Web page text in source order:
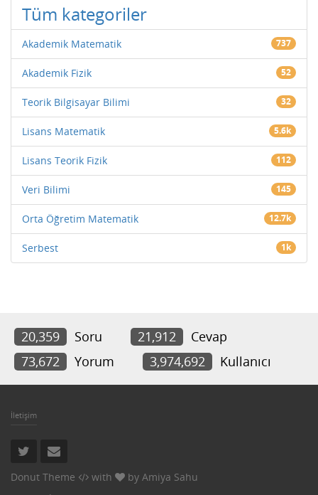
Tüm kategoriler
Akademik Matematik 737
Akademik Fizik 52
Teorik Bilgisayar Bilimi 32
Lisans Matematik 5.6k
Lisans Teorik Fizik 112
Veri Bilimi 145
Orta Öğretim Matematik 12.7k
Serbest 1k
20,359 Soru 21,912
Cevap
73,672
Yorum 3,974,692 Kullanıcı
İletişim
Donut Theme with by Amiya Sahu